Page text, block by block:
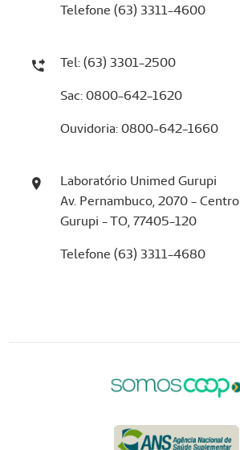
Telefone (63) 3311-4600
Tel: (63) 3301-2500
Sac: 0800-642-1620
Ouvidoria: 0800-642-1660
Laboratório Unimed Gurupi
Av. Pernambuco, 2070 - Centro
Gurupi - TO, 77405-120
Telefone (63) 3311-4680